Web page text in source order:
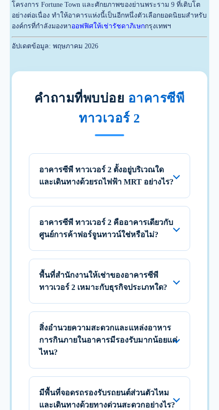
โครงการ Fortune Town และศักยภาพของย่านพระราม 9 ที่เติบโต
อย่างต่อเนื่อง ทำให้อาคารแห่งนี้เป็นอีกหนึ่งตัวเลือกยอดนิยมสำหรับ
องค์กรที่กำลังมองหาออฟฟิศให้เช่ารัชดาภิเษกกรุงเทพฯ
อัปเดตข้อมูล: พฤษภาคม 2026
คำถามที่พบบ่อย อาคารซีพี
ทาวเวอร์ 2
อาคารซีพี ทาวเวอร์ 2 ตั้งอยู่บริเวณใด
และเดินทางด้วยรถไฟฟ้า MRT อย่างไร?
อาคารซีพี ทาวเวอร์ 2 คืออาคารเดียวกับ
ศูนย์การค้าฟอร์จูนทาวน์ใช่หรือไม่?
พื้นที่สำนักงานให้เช่าของอาคารซีพี
ทาวเวอร์ 2 เหมาะกับธุรกิจประเภทใด?
สิ่งอำนวยความสะดวกและแหล่งอาหาร
การกินภายในอาคารมีรองรับมากน้อยแค่
ไหน?
มีพื้นที่จอดรถรองรับรถยนต์ส่วนตัวไหม
และเดินทางด้วยทางด่วนสะดวกอย่างไร?